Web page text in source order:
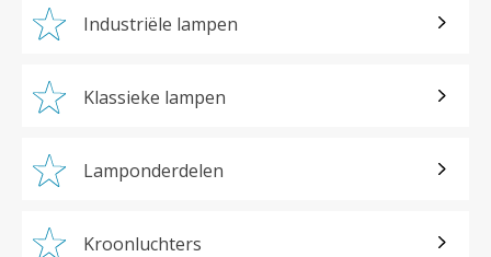
Industriële lampen
Klassieke lampen
Lamponderdelen
Kroonluchters